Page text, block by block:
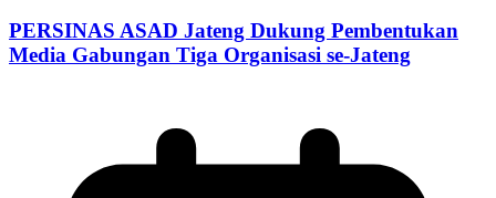
PERSINAS ASAD Jateng Dukung Pembentukan
Media Gabungan Tiga Organisasi se-Jateng